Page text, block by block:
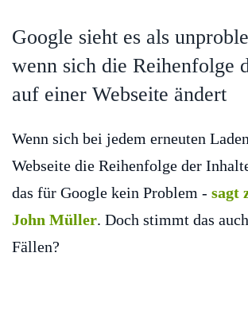
Google sieht es als
wenn sich die Reihenfolge
auf einer Webseite ändert
Wenn sich bei jedem erneuten
Webseite die Reihenfolge der
das für Google kein Problem - sagt
John Müller. Doch stimmt das
Fällen?